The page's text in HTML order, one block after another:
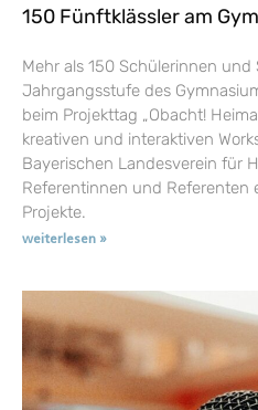
150 Fünftklässler am
Mehr als 150 Schülerinnen und
Jahrgangsstufe des
beim Projekttag „Obacht!
kreativen und interaktiven
Bayerischen Landesverein für
Referentinnen und Referenten
Projekte.
weiterlesen »